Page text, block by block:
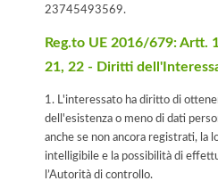
23745493569.
Reg.to UE 2016/679: Artt.
21, 22 - Diritti
1. L'interessato ha diritto di
dell'esistenza o meno di dati
anche se non ancora registrati, la
intelligibile e la possibilità di
l’Autorità di controllo.